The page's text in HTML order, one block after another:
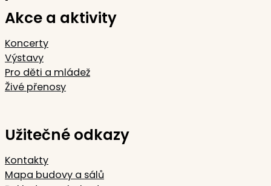
Akce a aktivity
Koncerty
Výstavy
Pro děti a mládež
Živé přenosy
Užitečné odkazy
Kontakty
Mapa budovy a sálů